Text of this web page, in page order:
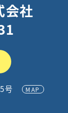
会社
号 MAP